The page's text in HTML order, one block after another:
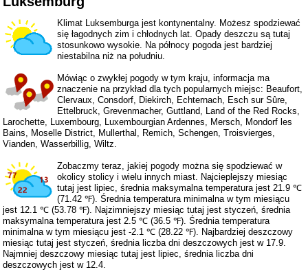
Klimat Luksemburga jest kontynentalny. Możesz spodziewać
się łagodnych zim i chłodnych lat. Opady deszczu są tutaj
stosunkowo wysokie. Na północy pogoda jest bardziej
niestabilna niż na południu.
Mówiąc o zwykłej pogody w tym kraju, informacja ma
znaczenie na przykład dla tych popularnych miejsc: Beaufort,
Clervaux, Consdorf, Diekirch, Echternach, Esch sur Sûre,
Ettelbruck, Grevenmacher, Guttland, Land of the Red Rocks,
Larochette, Luxembourg, Luxembourgian Ardennes, Mersch, Mondorf les
Bains, Moselle District, Mullerthal, Remich, Schengen, Troisvierges,
Vianden, Wasserbillig, Wiltz.
Zobaczmy teraz, jakiej pogody można się spodziewać w
okolicy stolicy i wielu innych miast. Najcieplejszy miesiąc
tutaj jest lipiec, średnia maksymalna temperatura jest 21.9 ℃
(71.42 ℉). Średnia temperatura minimalna w tym miesiącu
jest 12.1 ℃ (53.78 ℉). Najzimniejszy miesiąc tutaj jest styczeń, średnia
maksymalna temperatura jest 2.5 ℃ (36.5 ℉). Średnia temperatura
minimalna w tym miesiącu jest -2.1 ℃ (28.22 ℉). Najbardziej deszczowy
miesiąc tutaj jest styczeń, średnia liczba dni deszczowych jest w 17.9.
Najmniej deszczowy miesiąc tutaj jest lipiec, średnia liczba dni
deszczowych jest w 12.4.